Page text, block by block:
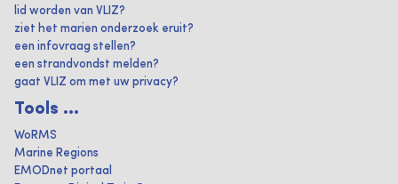
lid worden van VLIZ?
ziet het marien onderzoek eruit?
een infovraag stellen?
een strandvondst melden?
gaat VLIZ om met uw privacy?
Tools ...
WoRMS
Marine Regions
EMODnet portaal